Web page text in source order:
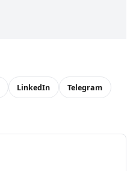
LinkedIn Telegram